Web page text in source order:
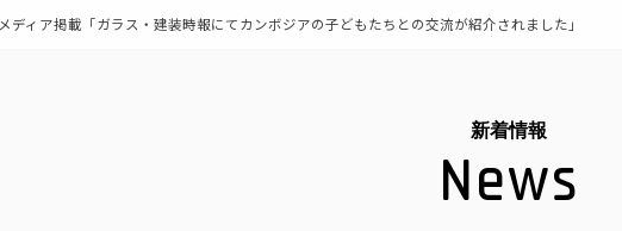
メディア掲載「ガラス・建装時報にてカンボジアの子どもたちとの交流が紹介されました」
新着情報
News